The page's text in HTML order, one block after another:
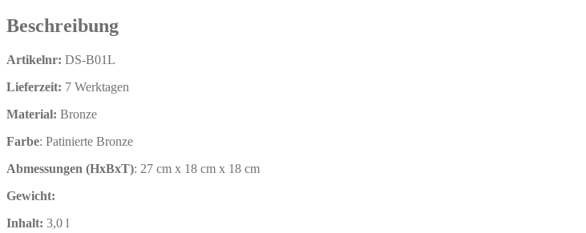
Beschreibung
Artikelnr: DS-B01L
Lieferzeit: 7 Werktagen
Material: Bronze
Farbe: Patinierte Bronze
Abmessungen (HxBxT): 27 cm x 18 cm x 18 cm
Gewicht:
Inhalt: 3,0 l